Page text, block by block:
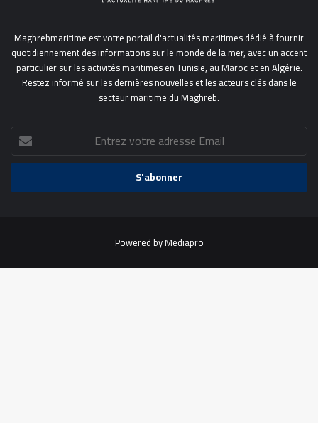
Maghrebmaritime est votre portail d'actualités maritimes dédié à fournir
quotidiennement des informations sur le monde de la mer, avec un accent
particulier sur les activités maritimes en Tunisie, au Maroc et en Algérie.
Restez informé sur les dernières nouvelles et les acteurs clés dans le
secteur maritime du Maghreb.
Entrez
votre
adresse
Powered byMediapro